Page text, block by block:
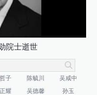
院士逝世
子 陈毓川
吴咸中
耀 吴德馨 孙玉